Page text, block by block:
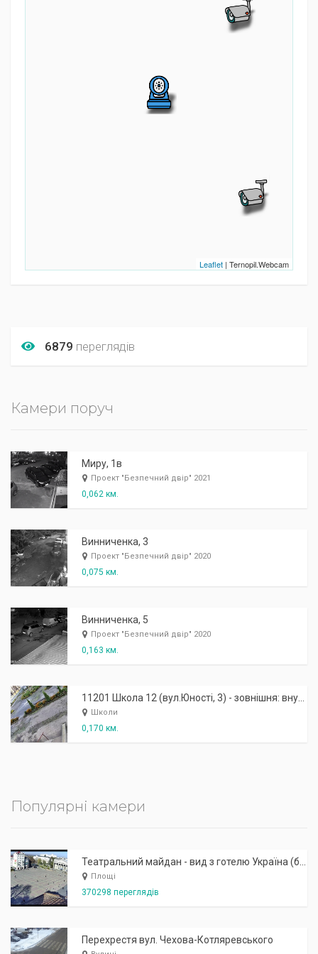
Leaflet | Ternopil.Webcam
6879 переглядів
Камери поруч
Миру, 1в
Проект "Безпечний двір" 2021
0,062 км.
Винниченка, 3
Проект "Безпечний двір" 2020
0,075 км.
Винниченка, 5
Проект "Безпечний двір" 2020
0,163 км.
Школи
0,170 км.
Популярні камери
Площі
370298 переглядів
Перехрестя вул. Чехова-Котляревського